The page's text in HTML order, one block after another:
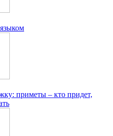
приметы – кто придет,